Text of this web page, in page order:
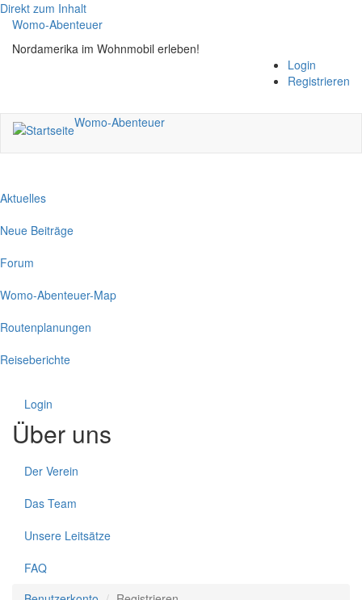
Direkt zum Inhalt
Womo-Abenteuer
Nordamerika im Wohnmobil erleben!
Login
Registrieren
Womo-Abenteuer
Aktuelles
Neue Beiträge
Forum
Womo-Abenteuer-Map
Routenplanungen
Reiseberichte
Login
Über uns
Der Verein
Das Team
Unsere Leitsätze
FAQ